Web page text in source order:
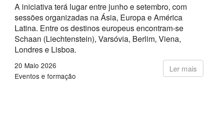
A iniciativa terá lugar entre junho e setembro, com
sessões organizadas na Ásia, Europa e América
Latina. Entre os destinos europeus encontram-se
Schaan (Liechtenstein), Varsóvia, Berlim, Viena,
Londres e Lisboa.
Ler mais
20 Maio 2026
Eventos e formação